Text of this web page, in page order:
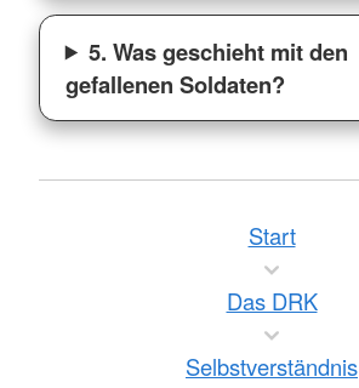
5. Was geschieht mit den
gefallenen Soldaten?
Start
Das DRK
Selbstverständnis